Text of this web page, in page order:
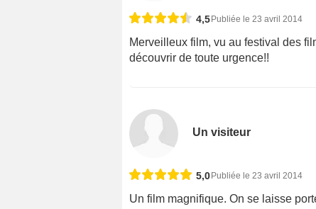
4,5Publiée le 23 avril 2014
Merveilleux film, vu au festival des
découvrir de toute urgence!!
Un visiteur
5,0Publiée le 23 avril 2014
Un film magnifique. On se laisse